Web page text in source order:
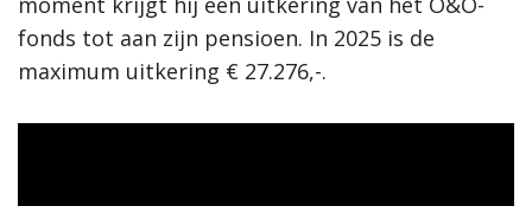
fonds tot aan zijn pensioen. In 2025 is de
maximum uitkering € 27.276,-.